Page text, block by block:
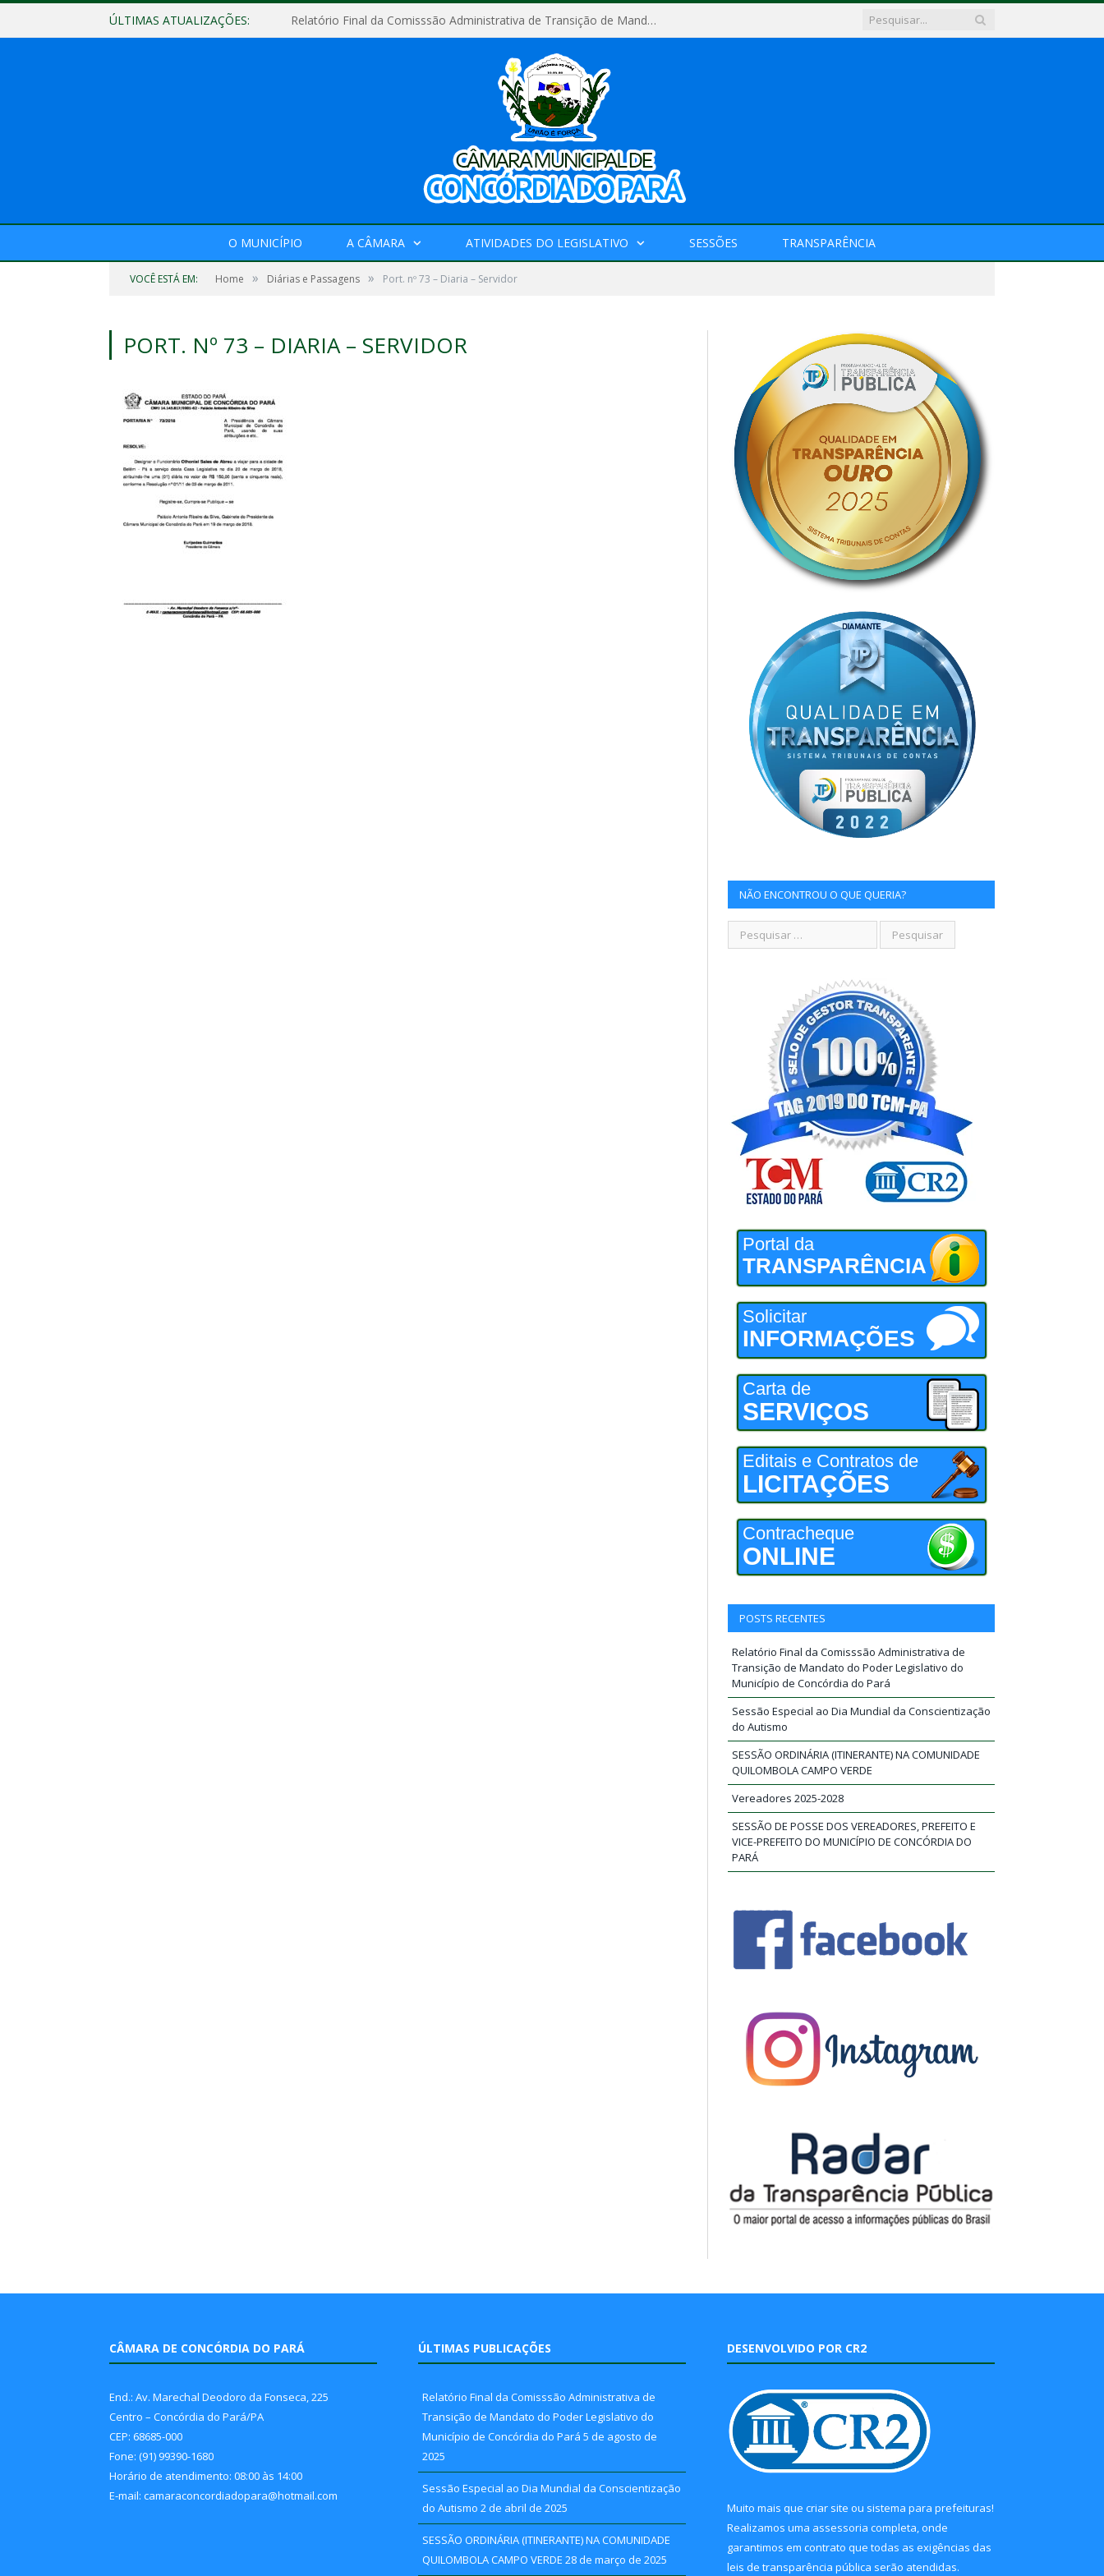
ÚLTIMAS ATUALIZAÇÕES: Relatório Final da Comisssão Administrativa de Transição de Mandato do Poder Legislativo do Município de Concórdia do Pará
O MUNICÍPIO A CÂMARA ATIVIDADES DO LEGISLATIVO SESSÕES TRANSPARÊNCIA
VOCÊ ESTÁ EM: Home » Diárias e Passagens » Port. nº 73 – Diaria – Servidor
PORT. Nº 73 – DIARIA – SERVIDOR
NÃO ENCONTROU O QUE QUERIA?
Portal da
TRANSPARÊNCIA
Solicitar
INFORMAÇÕES
Carta de
SERVIÇOS
Editais e Contratos de
LICITAÇÕES
Contracheque
ONLINE
POSTS RECENTES
Relatório Final da Comisssão Administrativa de
Transição de Mandato do Poder Legislativo do
Município de Concórdia do Pará
Sessão Especial ao Dia Mundial da Conscientização
do Autismo
SESSÃO ORDINÁRIA (ITINERANTE) NA COMUNIDADE
QUILOMBOLA CAMPO VERDE
Vereadores 2025-2028
SESSÃO DE POSSE DOS VEREADORES, PREFEITO E
VICE-PREFEITO DO MUNICÍPIO DE CONCÓRDIA DO
PARÁ
CÂMARA DE CONCÓRDIA DO PARÁ
End.: Av. Marechal Deodoro da Fonseca, 225
Centro – Concórdia do Pará/PA
CEP: 68685-000
Fone: (91) 99390-1680
Horário de atendimento: 08:00 às 14:00
E-mail: camaraconcordiadopara@hotmail.com
ÚLTIMAS PUBLICAÇÕES
Relatório Final da Comisssão Administrativa de
Transição de Mandato do Poder Legislativo do
Município de Concórdia do Pará 5 de agosto de
2025
Sessão Especial ao Dia Mundial da Conscientização
do Autismo 2 de abril de 2025
SESSÃO ORDINÁRIA (ITINERANTE) NA COMUNIDADE
QUILOMBOLA CAMPO VERDE 28 de março de 2025
DESENVOLVIDO POR CR2
Muito mais que criar site ou sistema para prefeituras!
Realizamos uma assessoria completa, onde
garantimos em contrato que todas as exigências das
leis de transparência pública serão atendidas.